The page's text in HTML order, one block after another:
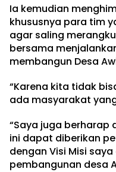
Ia kemudian
khususnya para tim
agar saling
bersama
membangun Desa
“Karena kita tidak
ada masyarakat
“Saya juga berharap
ini dapat diberikan
dengan Visi Misi
pembangunan desa